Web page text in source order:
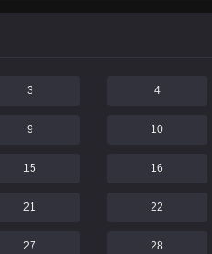
3 4
9 10
15 16
21 22
27 28